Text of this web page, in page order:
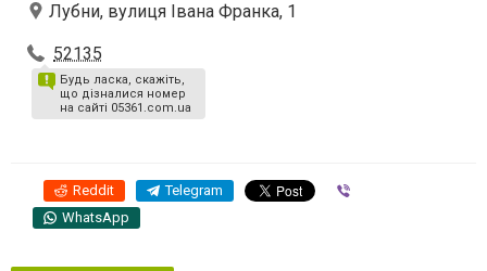
Лубни, вулиця Івана Франка, 1
52135
Будь ласка, скажіть,
що дізналися номер
на сайті 05361.com.ua
Reddit Telegram
WhatsApp